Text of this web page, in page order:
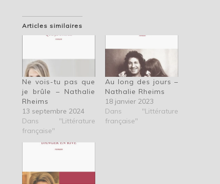
Articles similaires
Ne vois-tu pas que
je brûle – Nathalie
Rheims
13 septembre 2024
Dans "Littérature
française"
Au long des jours –
Nathalie Rheims
18 janvier 2023
Dans "Littérature
française"